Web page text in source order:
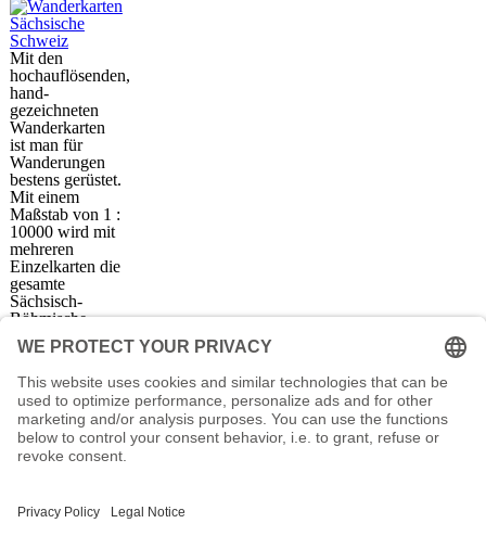
Mit den
hochauflösenden,
hand-
gezeichneten
Wanderkarten
ist man für
Wanderungen
bestens gerüstet.
Mit einem
Maßstab von 1 :
10000 wird mit
mehreren
Einzelkarten die
gesamte
Sächsisch-
Böhmische
Schweiz erfasst.
Wanderkartenshop
Unterkunftauswahl
Bad Schandau
Königstein -
Sächsische Schweiz
Kurort Rathen
Kurort Wehlen
Elbe-Sachsen -
Infocenter
Wanderkartenshop
Prospektdownload
Unterkunft Böhmisch
Sächsische Schweiz
Impressum